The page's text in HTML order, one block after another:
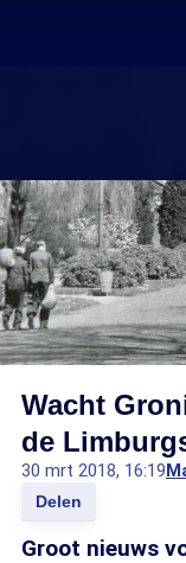
Wacht
de
30 mrt 2018, 16:19
Delen
Groot nieuws